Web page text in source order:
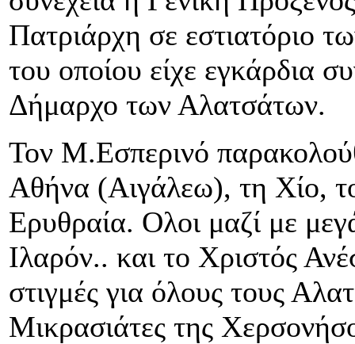
Πατριάρχη σε εστιατόριο
του οποίου είχε εγκάρδια
Δήμαρχο των Αλατσάτων.
Τον Μ.Εσπερινό
Αθήνα (Αιγάλεω), τη Χίο,
Ερυθραία. Ολοι μαζί με
Ιλαρόν.. και το Χριστός
στιγμές για όλους τους
Μικρασιάτες της